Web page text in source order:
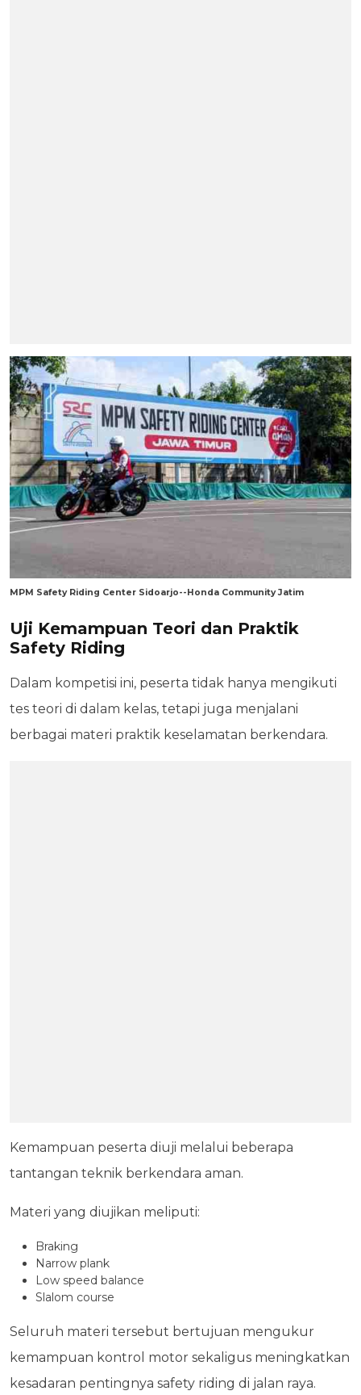
MPM Safety Riding Center Sidoarjo--Honda Community Jatim
Uji Kemampuan Teori dan Praktik
Safety Riding
Dalam kompetisi ini, peserta tidak hanya mengikuti
tes teori di dalam kelas, tetapi juga menjalani
berbagai materi praktik keselamatan berkendara.
Kemampuan peserta diuji melalui beberapa
tantangan teknik berkendara aman.
Materi yang diujikan meliputi:
Braking
Narrow plank
Low speed balance
Slalom course
Seluruh materi tersebut bertujuan mengukur
kemampuan kontrol motor sekaligus meningkatkan
kesadaran pentingnya safety riding di jalan raya.